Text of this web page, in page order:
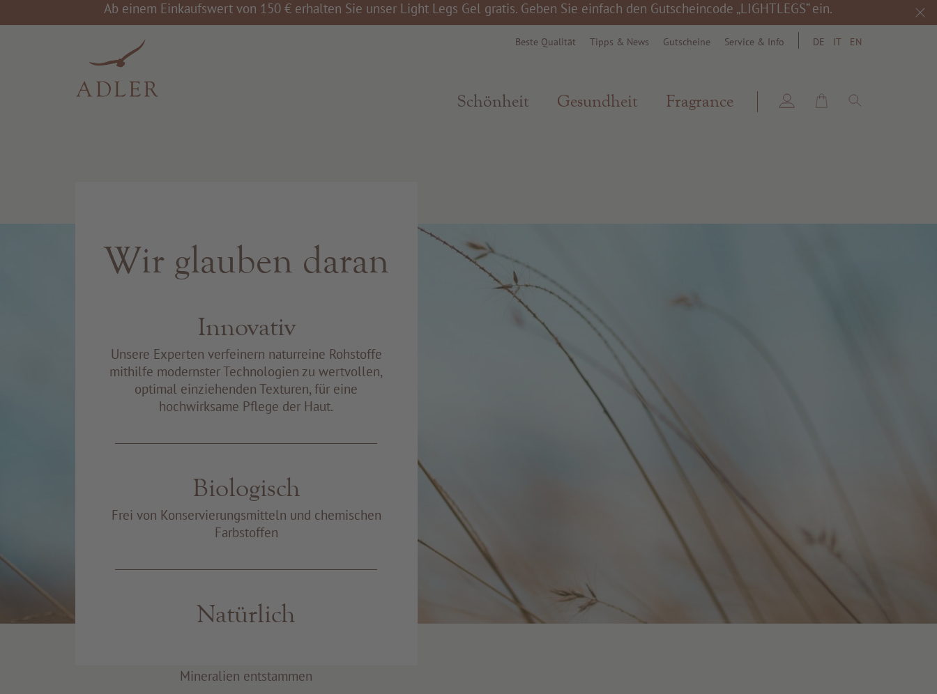
Ab einem Einkaufswert von 150 € erhalten Sie unser Light Legs Gel gratis. Geben Sie einfach den Gutscheincode „LIGHTLEGS“ ein.
Beste Qualität Tipps & News Gutscheine Service & Info DE IT EN
Schönheit Gesundheit Fragrance search
Wir glauben daran
Innovativ
Unsere Experten verfeinern naturreine Rohstoffe
mithilfe modernster Technologien zu wertvollen,
optimal einziehenden Texturen, für eine
hochwirksame Pflege der Haut.
Biologisch
Frei von Konservierungsmitteln und chemischen
Farbstoffen
Natürlich
Mineralien entstammen